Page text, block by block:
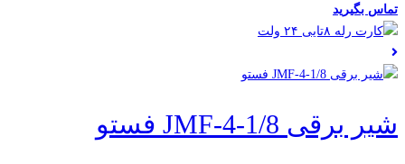
تماس بگیرید
شیر برقی JMF-4-1/8 فستو